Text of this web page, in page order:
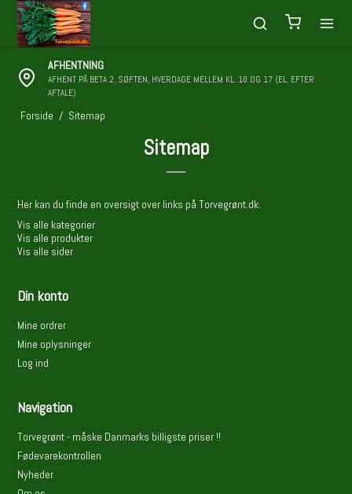
AFHENTNING
AFHENT PÅ BETA 2, SØFTEN, HVERDAGE MELLEM KL. 10 OG 17 (EL. EFTER
AFTALE)
Forside / Sitemap
Sitemap
Her kan du finde en oversigt over links på Torvegrønt.dk.
Vis alle kategorier
Vis alle produkter
Vis alle sider
Din konto
Mine ordrer
Mine oplysninger
Log ind
Navigation
Torvegrønt - måske Danmarks billigste priser !!
Fødevarekontrollen
Nyheder